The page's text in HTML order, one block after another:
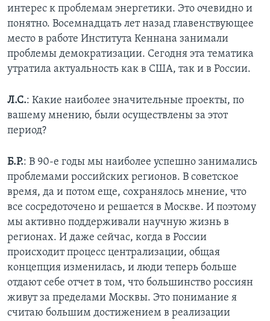
интерес к проблемам энергетики. Это очевидно и
понятно. Восемнадцать лет назад главенствующее
место в работе Института Кеннана занимали
проблемы демократизации. Сегодня эта тематика
утратила актуальность как в США, так и в России.
Л.С.: Какие наиболее значительные проекты, по
вашему мнению, были осуществлены за этот
период?
Б.Р.: В 90-е годы мы наиболее успешно занимались
проблемами российских регионов. В советское
время, да и потом еще, сохранялось мнение, что
все сосредоточено и решается в Москве. И поэтому
мы активно поддерживали научную жизнь в
регионах. И даже сейчас, когда в России
происходит процесс централизации, общая
концепция изменилась, и люди теперь больше
отдают себе отчет в том, что большинство россиян
живут за пределами Москвы. Это понимание я
считаю большим достижением в реализации